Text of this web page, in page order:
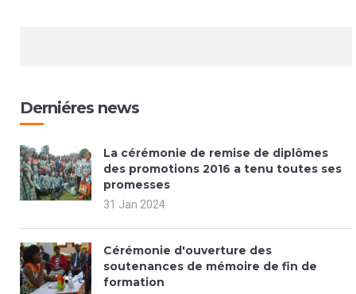
Derniéres news
La cérémonie de remise de diplômes
des promotions 2016 a tenu toutes ses
promesses
31 Jan 2024
Cérémonie d'ouverture des
soutenances de mémoire de fin de
formation